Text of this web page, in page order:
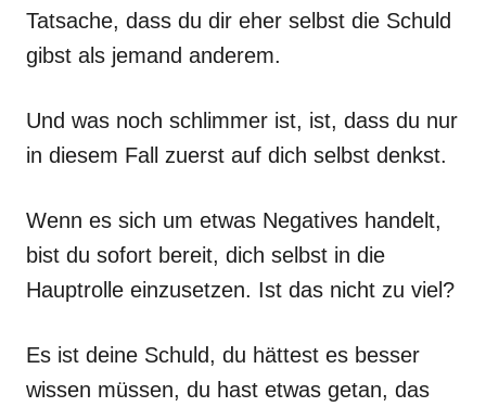
Tatsache, dass du dir eher selbst die Schuld
gibst als jemand anderem.
Und was noch schlimmer ist, ist, dass du nur
in diesem Fall zuerst auf dich selbst denkst.
Wenn es sich um etwas Negatives handelt,
bist du sofort bereit, dich selbst in die
Hauptrolle einzusetzen. Ist das nicht zu viel?
Es ist deine Schuld, du hättest es besser
wissen müssen, du hast etwas getan, das